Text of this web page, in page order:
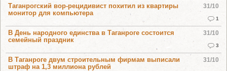
31/10
1
Таганрогский вор-рецидивист похитил из квартиры
монитор для компьютера
31/10
3
В День народного единства в Таганроге состоится
семейный праздник
31/10
В Таганроге двум строительным фирмам выписали
штраф на 1,3 миллиона рублей